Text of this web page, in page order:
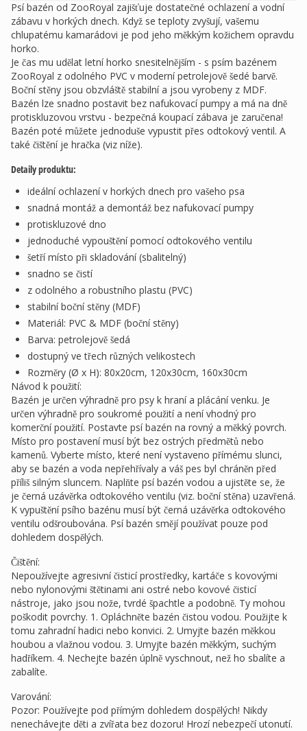
Psí bazén od ZooRoyal zajišťuje dostatečné ochlazení a vodní
zábavu v horkých dnech. Když se teploty zvyšují, vašemu
chlupatému kamarádovi je pod jeho měkkým kožichem opravdu
horko.
Je čas mu udělat letní horko snesitelnějším - s psím bazénem
ZooRoyal z odolného PVC v moderní petrolejově šedé barvě.
Boční stěny jsou obzvláště stabilní a jsou vyrobeny z MDF.
Bazén lze snadno postavit bez nafukovací pumpy a má na dně
protiskluzovou vrstvu - bezpečná koupací zábava je zaručena!
Bazén poté můžete jednoduše vypustit přes odtokový ventil. A
také čištění je hračka (viz níže).
Detaily produktu:
ideální ochlazení v horkých dnech pro vašeho psa
snadná montáž a demontáž bez nafukovací pumpy
protiskluzové dno
jednoduché vypouštění pomocí odtokového ventilu
šetří místo při skladování (sbalitelný)
snadno se čistí
z odolného a robustního plastu (PVC)
stabilní boční stěny (MDF)
Materiál: PVC & MDF (boční stěny)
Barva: petrolejově šedá
dostupný ve třech různých velikostech
Rozměry (Ø x H): 80x20cm, 120x30cm, 160x30cm
Návod k použití:
Bazén je určen výhradně pro psy k hraní a plácání venku. Je
určen výhradně pro soukromé použití a není vhodný pro
komerční použití. Postavte psí bazén na rovný a měkký povrch.
Místo pro postavení musí být bez ostrých předmětů nebo
kamenů. Vyberte místo, které není vystaveno přímému slunci,
aby se bazén a voda nepřehřívaly a váš pes byl chráněn před
příliš silným sluncem. Naplňte psí bazén vodou a ujistěte se, že
je černá uzávěrka odtokového ventilu (viz. boční stěna) uzavřená.
K vypuštění psího bazénu musí být černá uzávěrka odtokového
ventilu odšroubována. Psí bazén smějí používat pouze pod
dohledem dospělých.
Čištění:
Nepoužívejte agresivní čisticí prostředky, kartáče s kovovými
nebo nylonovými štětinami ani ostré nebo kovové čisticí
nástroje, jako jsou nože, tvrdé špachtle a podobně. Ty mohou
poškodit povrchy. 1. Opláchněte bazén čistou vodou. Použijte k
tomu zahradní hadici nebo konvici. 2. Umyjte bazén měkkou
houbou a vlažnou vodou. 3. Umyjte bazén měkkým, suchým
hadříkem. 4. Nechejte bazén úplně vyschnout, než ho sbalíte a
zabalíte.
Varování:
Pozor: Používejte pod přímým dohledem dospělých! Nikdy
nenechávejte děti a zvířata bez dozoru! Hrozí nebezpečí utonutí.